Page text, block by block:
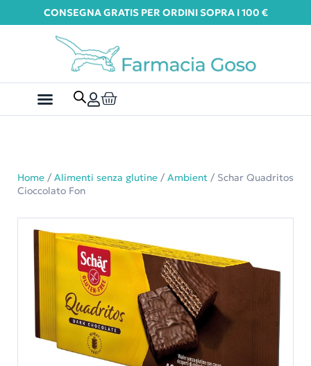
CONSEGNA GRATIS PER ORDINI SOPRA I 100 €
Home / Alimenti senza glutine / Ambient / Schar Quadritos
Cioccolato Fon